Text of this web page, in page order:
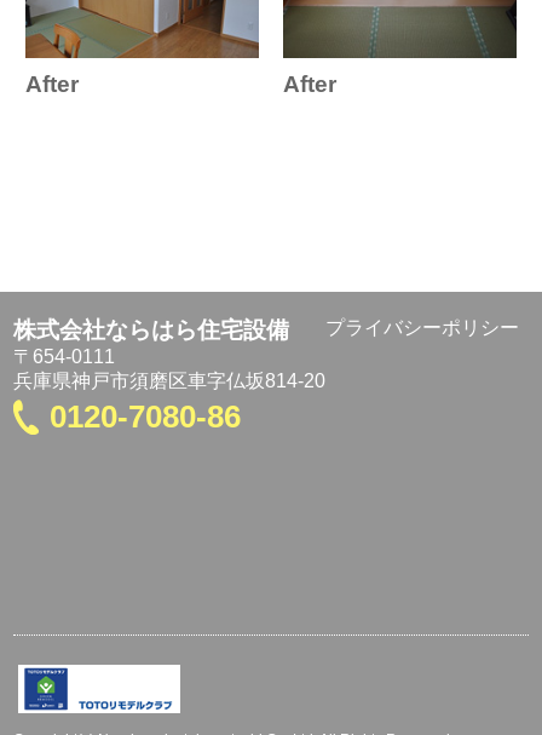
After After
株式会社ならはら住宅設備
〒654-0111
兵庫県神戸市須磨区車字仏坂814-20
0120-7080-86
プライバシーポリシー